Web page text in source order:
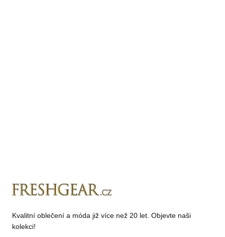
Kvalitní oblečení a móda již více než 20 let. Objevte naši
kolekci!